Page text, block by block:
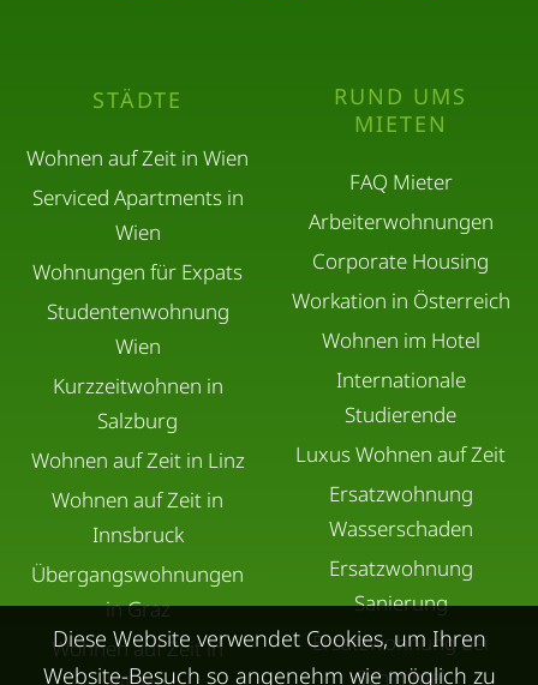
STÄDTE
Wohnen auf Zeit in Wien
Serviced Apartments in
Wien
Wohnungen für Expats
Studentenwohnung
Wien
Kurzzeitwohnen in
Salzburg
Wohnen auf Zeit in Linz
Wohnen auf Zeit in
Innsbruck
Übergangswohnungen
in Graz
Wohnen auf Zeit in
RUND UMS
MIETEN
FAQ Mieter
Arbeiterwohnungen
Corporate Housing
Workation in Österreich
Wohnen im Hotel
Internationale
Studierende
Luxus Wohnen auf Zeit
Ersatzwohnung
Wasserschaden
Ersatzwohnung
Sanierung
Ersatzwohnung bei
Schimmel
Diese Website verwendet Cookies, um Ihren
Website-Besuch so angenehm wie möglich zu